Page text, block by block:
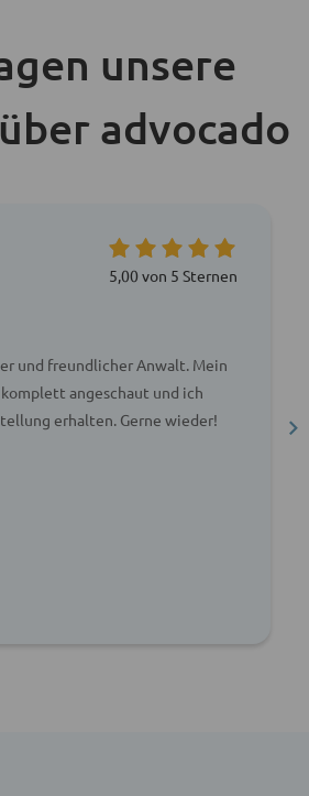
unsere
advocado
5,00 von 5 Sternen
und freundlicher Anwalt. Mein
angeschaut und ich
erhalten. Gerne wieder!